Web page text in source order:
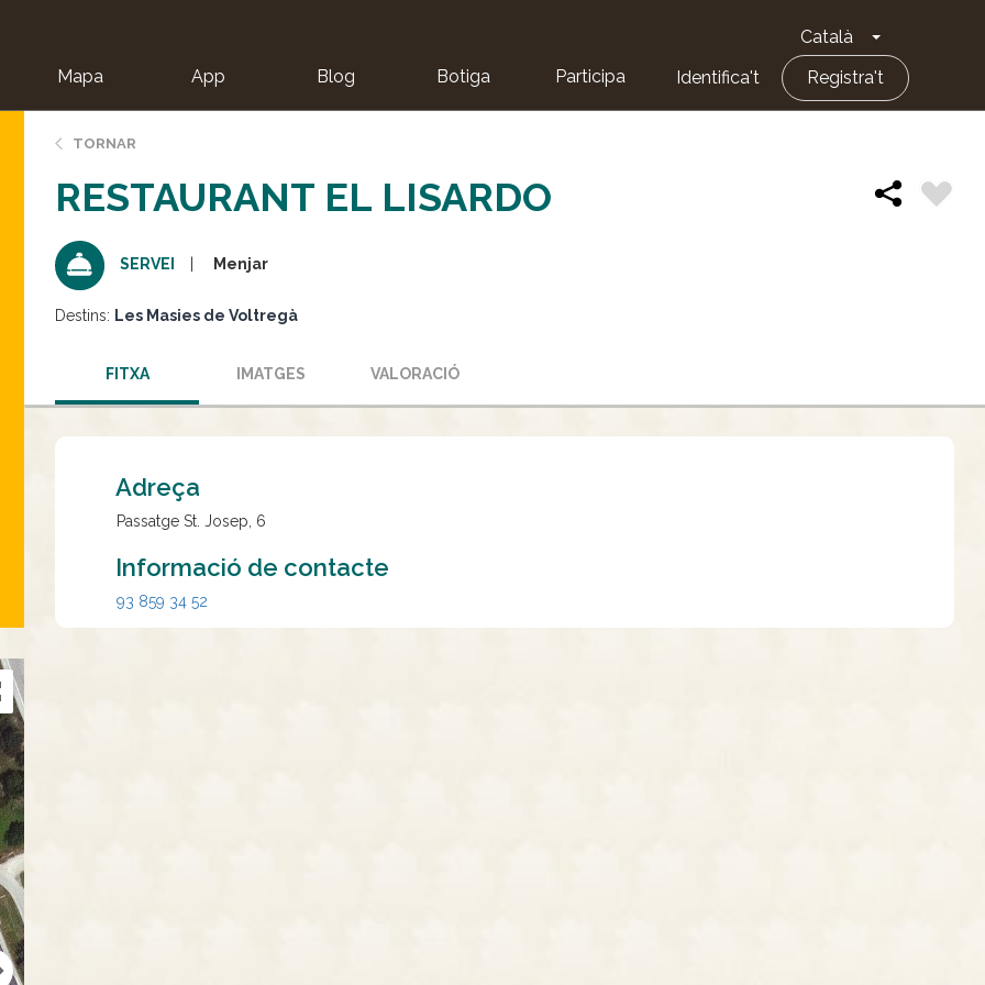
Català Toggle
Mapa App Blog Botiga Participa Identifica't Registra't
TORNAR
RESTAURANT EL LISARDO
SERVEI Menjar
Destins: Les Masies de Voltregà
FITXA IMATGES VALORACIÓ
Adreça
Passatge St. Josep, 6
Informació de contacte
93 859 34 52